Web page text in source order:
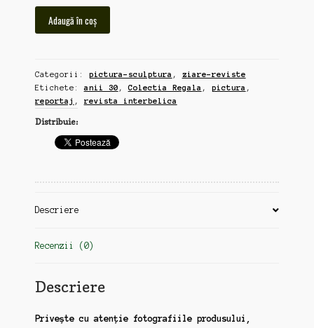
Colectia
Pictura,
reportaj
din
revista
interbelica,
16
format
text
(zz139)
Adaugă în coș
Categorii: pictura-sculptura , ziare-reviste
Etichete:anii 30 ,Colectia Regala , pictura ,
reportaj , revista interbelica
Distribuie:
Descriere
Recenzii (0)
Descriere
Privește cu atenție fotografiile produsului,